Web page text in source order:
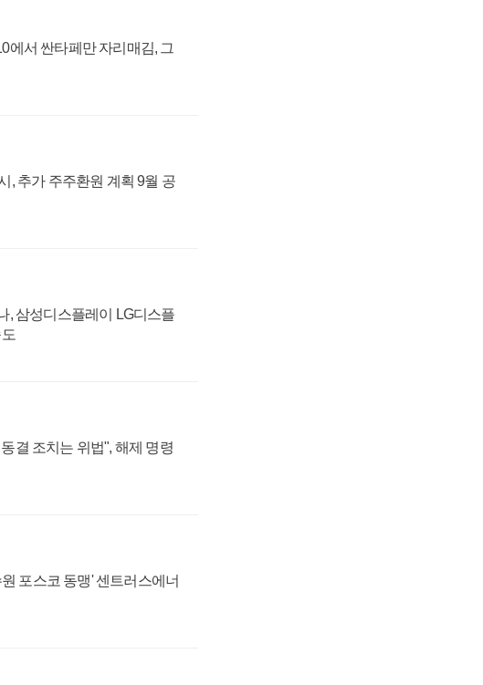
에서 싼타페만 자리매김, 그
, 추가 주주환원 계획 9월 공
, 삼성디스플레이 LG디스플
결 조치는 위법", 해제 명령
포스코 동맹' 센트러스에너